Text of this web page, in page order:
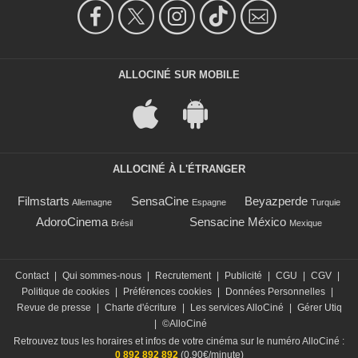
ALLOCINÉ SUR MOBILE
ALLOCINÉ À L'ÉTRANGER
Filmstarts Allemagne SensaCine Espagne Beyazperde Turquie
AdoroCinema Brésil Sensacine México Mexique
Contact Qui sommes-nous Recrutement Publicité CGU CGV
Politique de cookies
Préférences cookies Données Personnelles
Revue de presse
Charte d'écriture Les services AlloCiné
Gérer Utiq
©AlloCiné
Retrouvez tous les horaires et infos de votre cinéma sur le numéro AlloCiné :
0 892 892 892(0,90€/minute)